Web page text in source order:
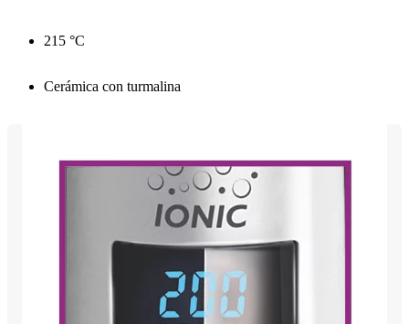
215 °C
Cerámica con turmalina